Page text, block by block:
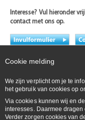
Interesse? Vul hieronder
contact met ons op.
Cookie melding
We zijn verplicht om je te
het gebruik van cookies op
Via cookies kunnen wij en
interesses. Daarmee
Verder zorgen cookies van